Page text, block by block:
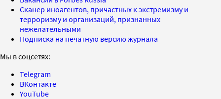
Сканер иноагентов, причастных к экстремизму и
терроризму и организаций, признанных
нежелательными
Подписка на печатную версию журнала
Мы в соцсетях:
Telegram
ВКонтакте
YouTube